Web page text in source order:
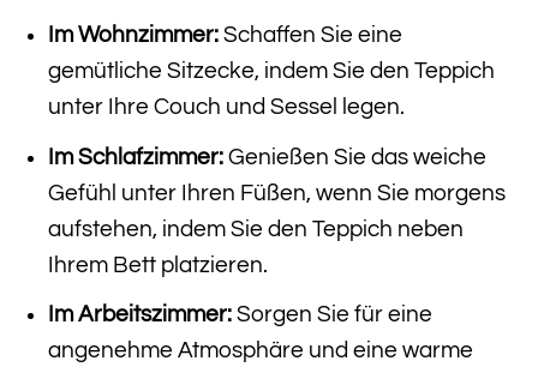
Im Wohnzimmer:Schaffen Sie eine
gemütliche Sitzecke, indem Sie den Teppich
unter Ihre Couch und Sessel legen.
Im Schlafzimmer:Genießen Sie das weiche
Gefühl unter Ihren Füßen, wenn Sie morgens
aufstehen, indem Sie den Teppich neben
Ihrem Bett platzieren.
Im Arbeitszimmer:Sorgen Sie für eine
angenehme Atmosphäre und eine warme